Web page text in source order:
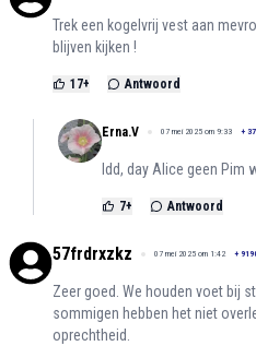
Trek een kogelvrij vest aan
blijven kijken !
17+ Antwoord
Erna.V 07 mei 2025 om 9:33 +
Idd, day Alice geen Pim
7+ Antwoord
57frdrxzkz 07 mei 2025 om 1:42 +
Zeer goed. We houden voet bij
sommigen hebben het niet
oprechtheid.